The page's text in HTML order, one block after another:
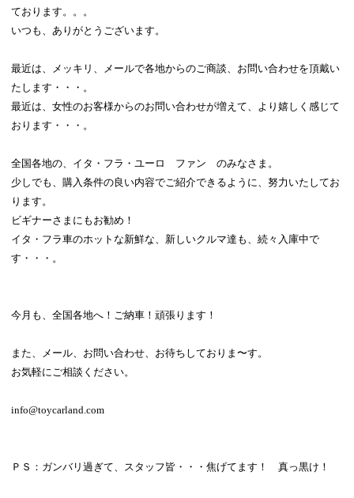
ております。。。
いつも、ありがとうございます。
最近は、メッキリ、メールで各地からのご商談、お問い合わせを頂戴い
たします・・・。
最近は、女性のお客様からのお問い合わせが増えて、より嬉しく感じて
おります・・・。
全国各地の、イタ・フラ・ユーロ ファン のみなさま。
少しでも、購入条件の良い内容でご紹介できるように、努力いたしてお
ります。
ビギナーさまにもお勧め！
イタ・フラ車のホットな新鮮な、新しいクルマ達も、続々入庫中で
す・・・。
今月も、全国各地へ！ご納車！頑張ります！
また、メール、お問い合わせ、お待ちしておりま〜す。
お気軽にご相談ください。
info@toycarland.com
ＰＳ：ガンバリ過ぎて、スタッフ皆・・・焦げてます！ 真っ黒け！